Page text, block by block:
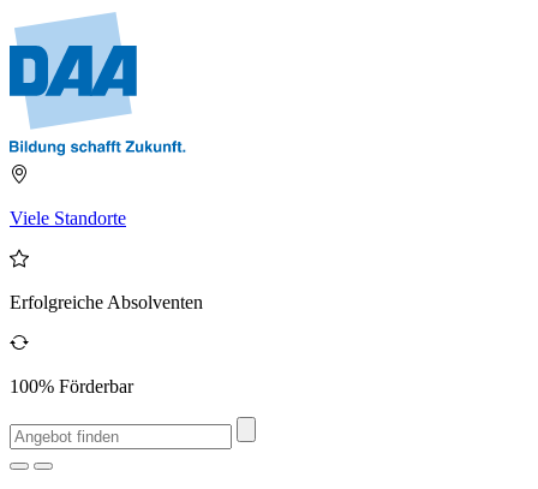
Viele Standorte
Erfolgreiche Absolventen
100% Förderbar